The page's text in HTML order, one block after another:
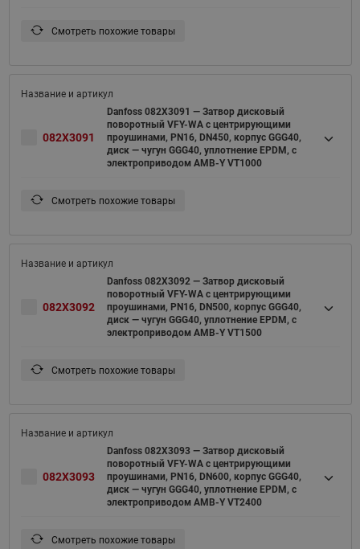
Смотреть похожие товары
082X3091
Danfoss 082X3091 — Затвор дисковый
поворотный VFY-WA с центрирующими
проушинами, PN16, DN450, корпус GGG40,
диск — чугун GGG40, уплотнение EPDM, с
электроприводом AMB-Y VT1000
Смотреть похожие товары
082X3092
Danfoss 082X3092 — Затвор дисковый
поворотный VFY-WA с центрирующими
проушинами, PN16, DN500, корпус GGG40,
диск — чугун GGG40, уплотнение EPDM, с
электроприводом AMB-Y VT1500
Смотреть похожие товары
082X3093
Danfoss 082X3093 — Затвор дисковый
поворотный VFY-WA с центрирующими
проушинами, PN16, DN600, корпус GGG40,
диск — чугун GGG40, уплотнение EPDM, с
электроприводом AMB-Y VT2400
Смотреть похожие товары